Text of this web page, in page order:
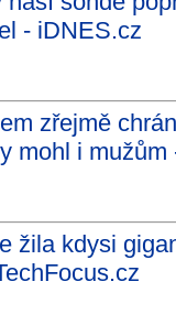
- iDNES.cz
zřejmě
mohl i mužům
žila kdysi